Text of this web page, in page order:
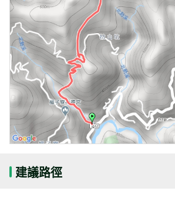
建議路徑